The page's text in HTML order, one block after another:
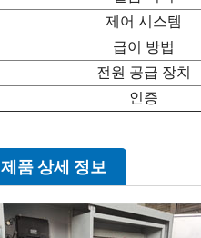
제어 시스템
급이 방법
전원 공급 장치
인증
제품 상세 정보